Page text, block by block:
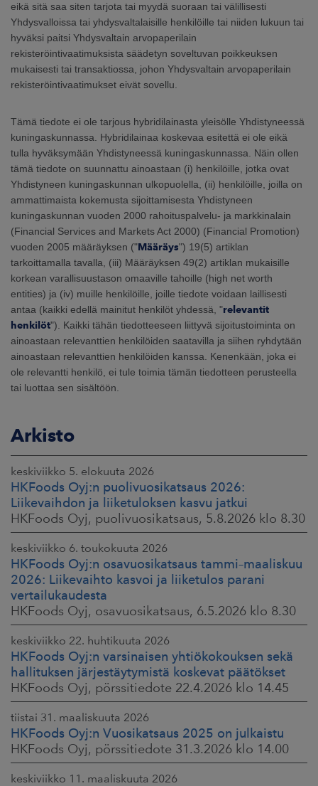
eikä sitä saa siten tarjota tai myydä suoraan tai välillisesti
Yhdysvalloissa tai yhdysvaltalaisille henkilöille tai niiden lukuun tai
hyväksi paitsi Yhdysvaltain arvopaperilain
rekisteröintivaatimuksista säädetyn soveltuvan poikkeuksen
mukaisesti tai transaktiossa, johon Yhdysvaltain arvopaperilain
rekisteröintivaatimukset eivät sovellu.
Tämä tiedote ei ole tarjous hybridilainasta yleisölle Yhdistyneessä
kuningaskunnassa. Hybridilainaa koskevaa esitettä ei ole eikä
tulla hyväksymään Yhdistyneessä kuningaskunnassa. Näin ollen
tämä tiedote on suunnattu ainoastaan (i) henkilöille, jotka ovat
Yhdistyneen kuningaskunnan ulkopuolella, (ii) henkilöille, joilla on
ammattimaista kokemusta sijoittamisesta Yhdistyneen
kuningaskunnan vuoden 2000 rahoituspalvelu- ja markkinalain
(Financial Services and Markets Act 2000) (Financial Promotion)
vuoden 2005 määräyksen ("Määräys") 19(5) artiklan
tarkoittamalla tavalla, (iii) Määräyksen 49(2) artiklan mukaisille
korkean varallisuustason omaaville tahoille (high net worth
entities) ja (iv) muille henkilöille, joille tiedote voidaan laillisesti
antaa (kaikki edellä mainitut henkilöt yhdessä, "relevantit
henkilöt"). Kaikki tähän tiedotteeseen liittyvä sijoitustoiminta on
ainoastaan relevanttien henkilöiden saatavilla ja siihen ryhdytään
ainoastaan relevanttien henkilöiden kanssa. Kenenkään, joka ei
ole relevantti henkilö, ei tule toimia tämän tiedotteen perusteella
tai luottaa sen sisältöön.
Arkisto
keskiviikko 5. elokuuta 2026
HKFoods Oyj:n puolivuosikatsaus 2026:
Liikevaihdon ja liiketuloksen kasvu jatkui
HKFoods Oyj, puolivuosikatsaus, 5.8.2026 klo 8.30
keskiviikko 6. toukokuuta 2026
HKFoods Oyj:n osavuosikatsaus tammi–maaliskuu
2026: Liikevaihto kasvoi ja liiketulos parani
vertailukaudesta
HKFoods Oyj, osavuosikatsaus, 6.5.2026 klo 8.30
keskiviikko 22. huhtikuuta 2026
HKFoods Oyj:n varsinaisen yhtiökokouksen sekä
hallituksen järjestäytymistä koskevat päätökset
HKFoods Oyj, pörssitiedote 22.4.2026 klo 14.45
tiistai 31. maaliskuuta 2026
HKFoods Oyj:n Vuosikatsaus 2025 on julkaistu
HKFoods Oyj, pörssitiedote 31.3.2026 klo 14.00
keskiviikko 11. maaliskuuta 2026